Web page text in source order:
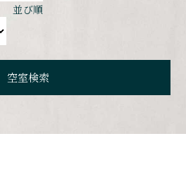
並び順